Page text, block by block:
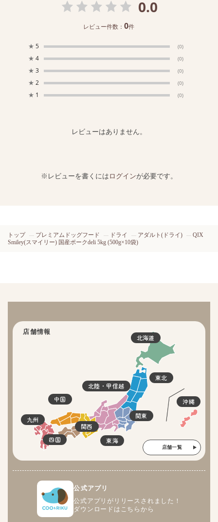
0.0
レビュー件数：0件
★ 5 (0)
★ 4 (0)
★ 3 (0)
★ 2 (0)
★ 1 (0)
レビューはありません。
※レビューを書くにはログインが必要です。
トップ プレミアムドッグフード ドライ アダルト(ドライ)
QIX
Smiley(スマイリー) 国産ポークdeli 5kg (500g×10袋)
店舗情報
北海道
東北
関東
北陸・甲信越
東海
関西
四国
中国
九州
沖縄
店舗一覧
公式アプリ
公式アプリがリリースされました！
ダウンロードはこちらから